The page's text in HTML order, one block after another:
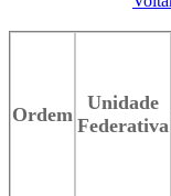
Ordem
Unidade
Federativa